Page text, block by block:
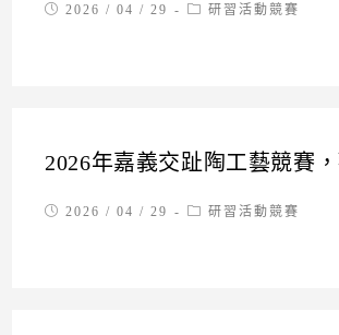
Post2026 / 04 / 29
Post研習活動競賽
2026年嘉義交趾陶工藝競賽
Post2026 / 04 / 29
Post研習活動競賽